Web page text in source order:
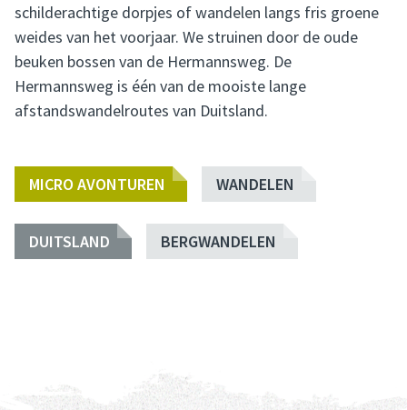
schilderachtige dorpjes of wandelen langs fris groene
weides van het voorjaar. We struinen door de oude
beuken bossen van de Hermannsweg. De
Hermannsweg is één van de mooiste lange
afstandswandelroutes van Duitsland.
MICRO AVONTUREN WANDELEN
DUITSLAND BERGWANDELEN